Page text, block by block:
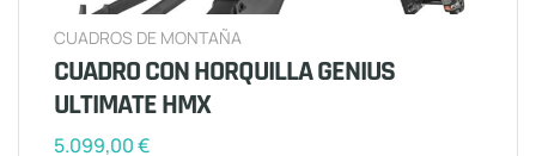
CUADROS DE MONTAÑA
CUADRO CON HORQUILLA GENIUS
ULTIMATE HMX
5.099,00€